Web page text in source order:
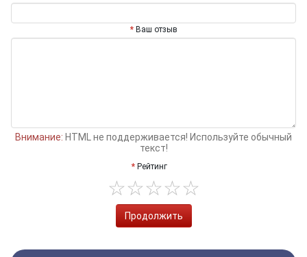
Ваш отзыв
Внимание: HTML не поддерживается! Используйте обычный
текст!
Рейтинг
Продолжить